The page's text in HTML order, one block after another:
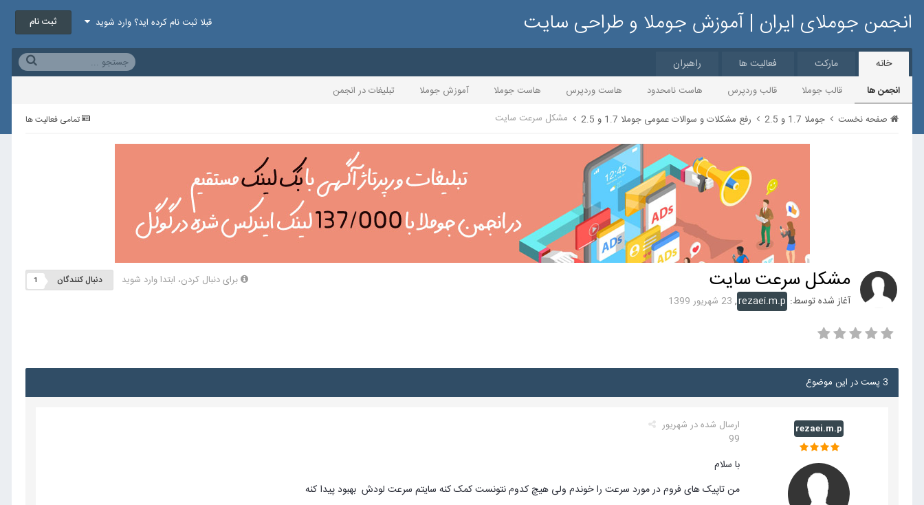
انجمن جوملای ایران | آموزش جوملا و طراحی سایت قبلا ثبت نام کرده اید؟ وارد شوید ثبت نام
خانه
انجمن ها قالب جوملا قالب وردپرس هاست نامحدود هاست وردپرس هاست جوملا آموزش جوملا تبلیغات در انجمن
مارکت فعالیت ها راهبران
تمامی فعالیت ها صفحه نخست جوملا 1.7 و 2.5 رفع مشکلات و سوالات عمومی جوملا 1.7 و 2.5 مشکل سرعت سایت
برای دنبال کردن، ابتدا وارد شوید دنبال کنندگان 1 مشکل سرعت سایت
آغاز شده توسط: rezaei.m.p
, 23 شهریور 1399
3 پست در این موضوع
rezaei.m.p ارسال شده در شهریور
99
با سلام
من تاپیک های فروم در مورد سرعت را خوندم ولی هیچ کدوم نتونست کمک کنه سایتم سرعت لودش بهبود پیدا کنه